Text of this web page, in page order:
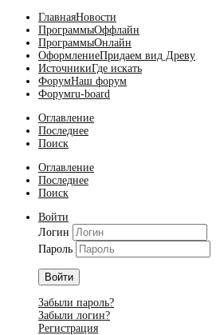
ГлавнаяНовости
ПрограммыОффлайн
ПрограммыОнлайн
ОформлениеПридаем вид Древу
ИсточникиГде искать
ФорумНаш форум
Форумru-board
Оглавление
Последнее
Поиск
Оглавление
Последнее
Поиск
Войти
Логин
Пароль
Войти
Забыли пароль?
Забыли логин?
Регистрация